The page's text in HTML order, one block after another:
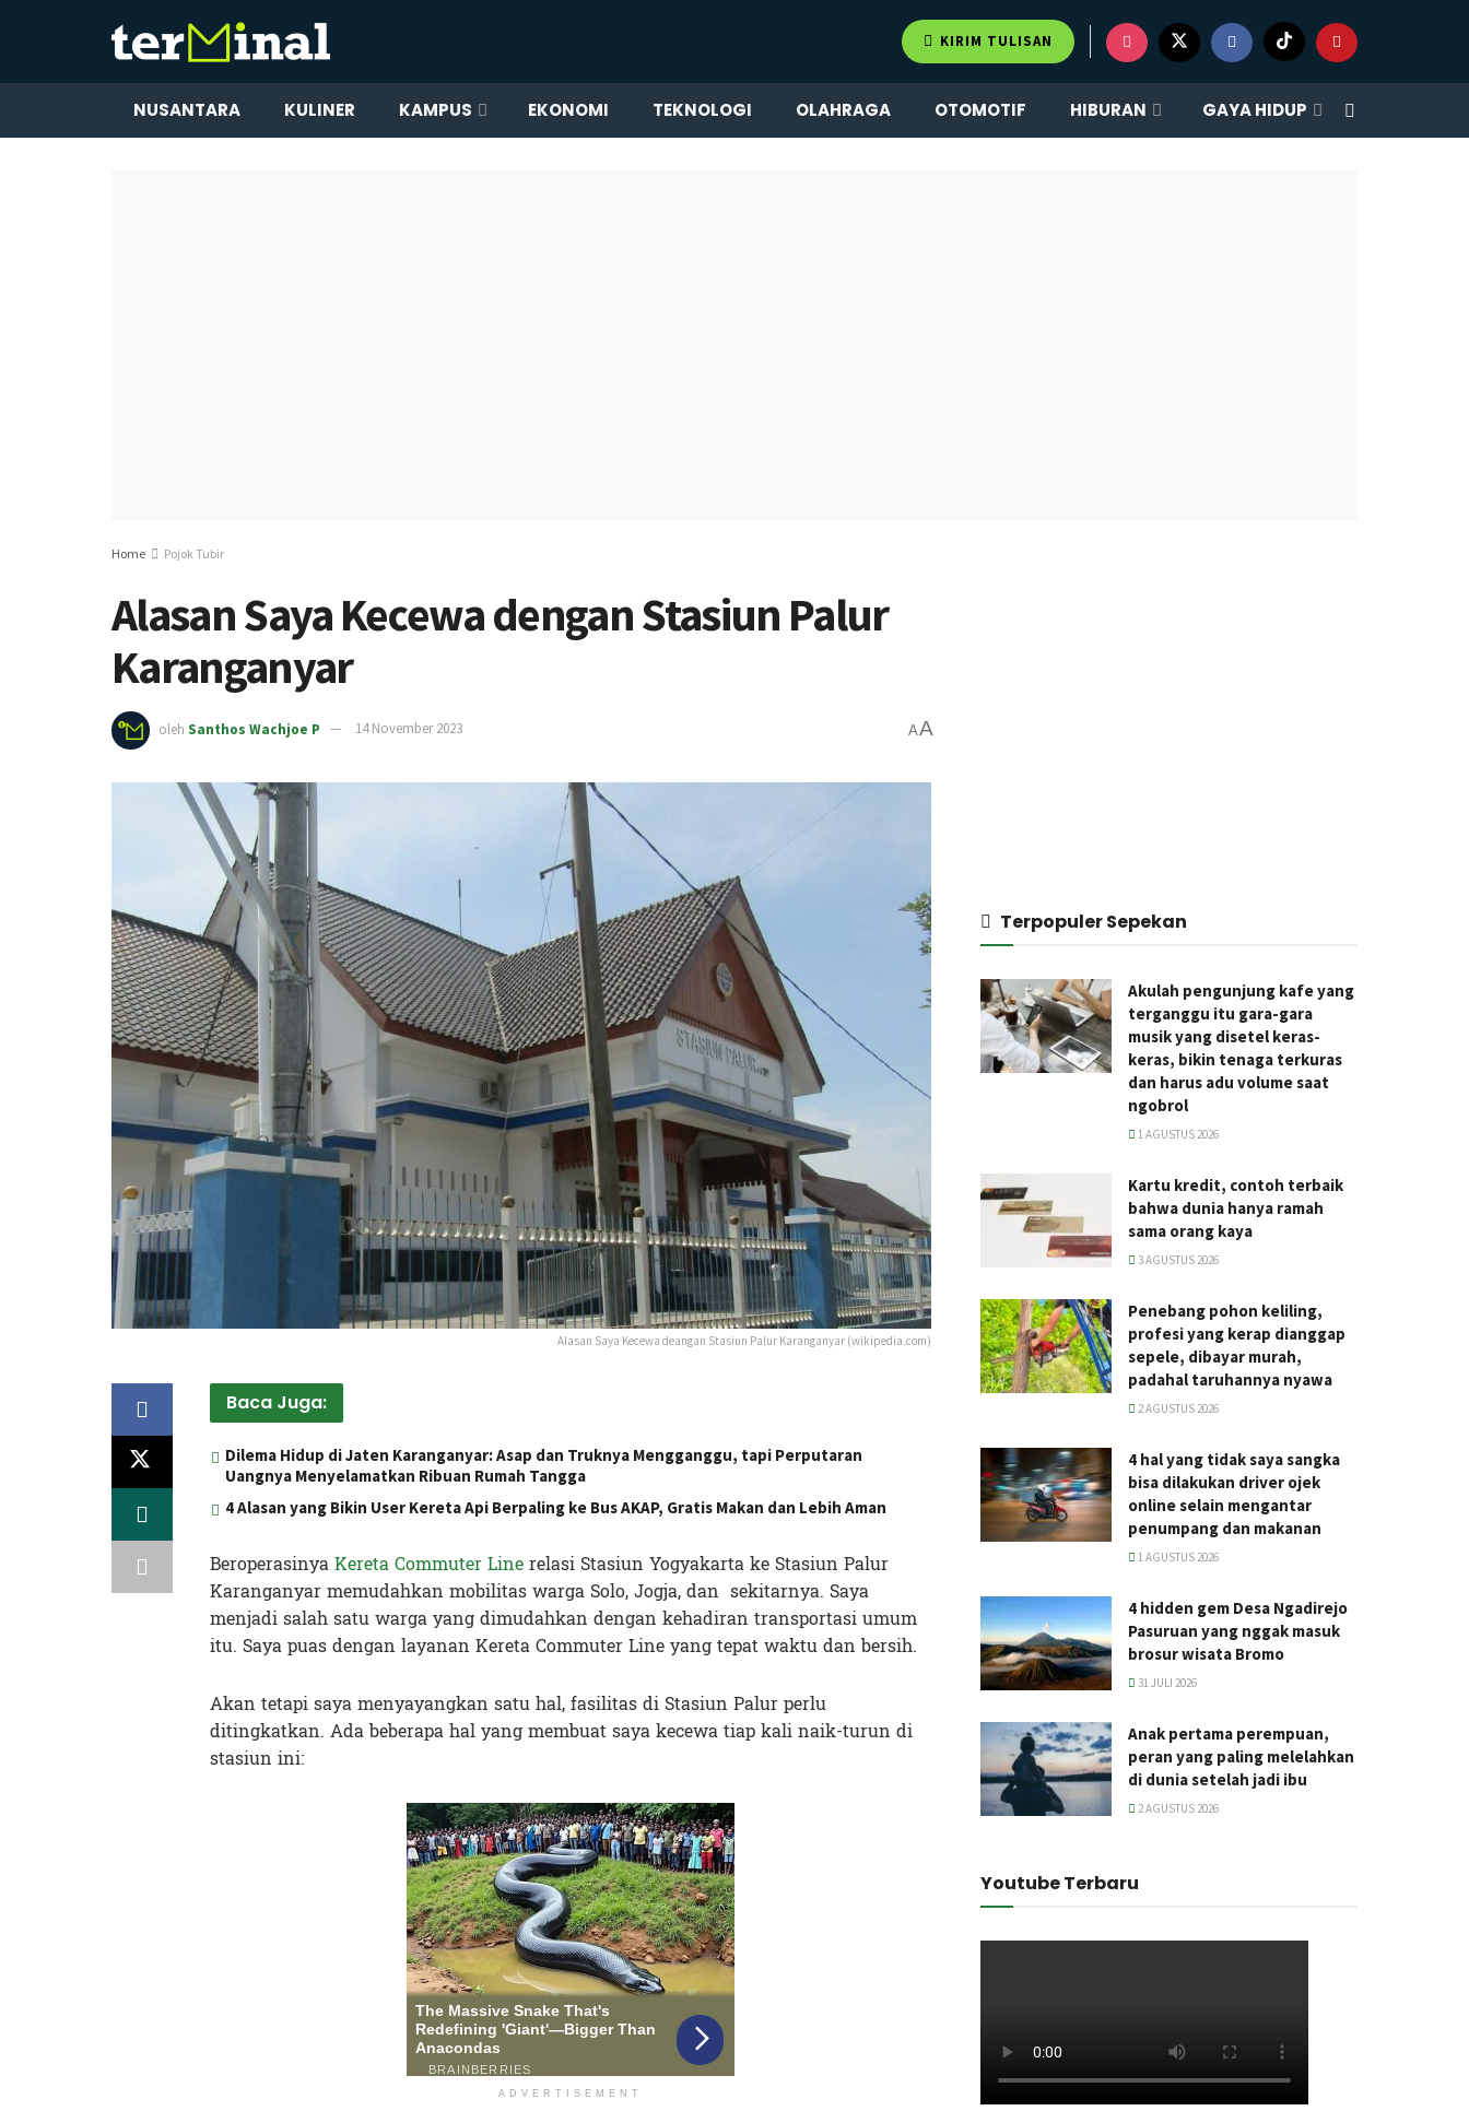
KIRIM TULISAN
NUSANTARA KULINER KAMPUS EKONOMI TEKNOLOGI OLAHRAGA OTOMOTIF HIBURAN GAYA HIDUP
Home Pojok Tubir
Alasan Saya Kecewa dengan Stasiun Palur
Karanganyar
oleh Santhos Wachjoe P 14 November 2023 AA
Alasan Saya Kecewa deangan Stasiun Palur Karanganyar (wikipedia.com)
Baca Juga:
Dilema Hidup di Jaten Karanganyar: Asap dan Truknya Mengganggu, tapi Perputaran
Uangnya Menyelamatkan Ribuan Rumah Tangga
4 Alasan yang Bikin User Kereta Api Berpaling ke Bus AKAP, Gratis Makan dan Lebih Aman
BeroperasinyaKereta Commuter Linerelasi Stasiun Yogyakarta ke Stasiun Palur
Karanganyar memudahkan mobilitas warga Solo, Jogja, dan sekitarnya. Saya
menjadi salah satu warga yang dimudahkan dengan kehadiran transportasi umum
itu. Saya puas dengan layanan Kereta Commuter Line yang tepat waktu dan bersih.
Akan tetapi saya menyayangkan satu hal, fasilitas di Stasiun Palur perlu
ditingkatkan. Ada beberapa hal yang membuat saya kecewa tiap kali naik-turun di
stasiun ini:
ADVERTISEMENT
Terpopuler Sepekan
Akulah pengunjung kafe yang
terganggu itu gara-gara
musik yang disetel keras-
keras, bikin tenaga terkuras
dan harus adu volume saat
ngobrol
1 AGUSTUS 2026
Kartu kredit, contoh terbaik
bahwa dunia hanya ramah
sama orang kaya
3 AGUSTUS 2026
Penebang pohon keliling,
profesi yang kerap dianggap
sepele, dibayar murah,
padahal taruhannya nyawa
2 AGUSTUS 2026
4 hal yang tidak saya sangka
bisa dilakukan driver ojek
online selain mengantar
penumpang dan makanan
1 AGUSTUS 2026
4 hidden gem Desa Ngadirejo
Pasuruan yang nggak masuk
brosur wisata Bromo
31 JULI 2026
Anak pertama perempuan,
peran yang paling melelahkan
di dunia setelah jadi ibu
2 AGUSTUS 2026
Youtube Terbaru